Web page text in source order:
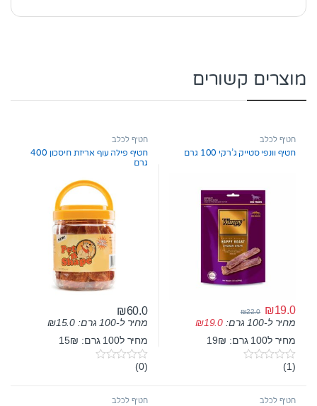
מוצרים קשורים
חטיף לכלב
חטיף וונפי סטייק ג’רקי 100 גרם
₪19.0
₪22.0
מחיר ל-100 גרם: ₪19.0
מחיר ל100 גרם: 19₪
0
t
(1)
חטיף לכלב
חטיף פילה עוף אריזת חיסכון 400
גרם
₪60.0
מחיר ל-100 גרם: ₪15.0
מחיר ל100 גרם: 15₪
0
t
(0)
חטיף לכלב חטיף לכלב